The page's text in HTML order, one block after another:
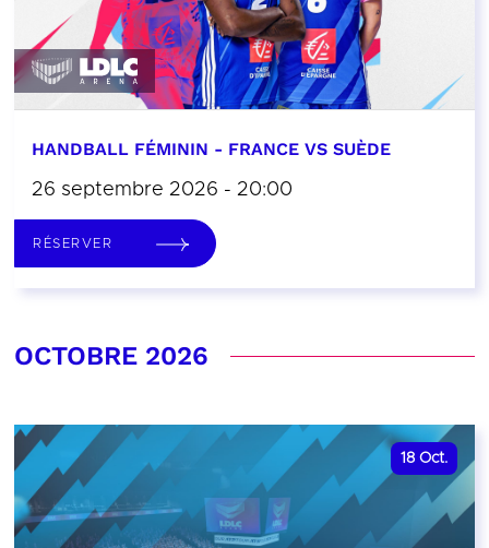
HANDBALL FÉMININ - FRANCE VS SUÈDE
26 septembre 2026 - 20:00
RÉSERVER
OCTOBRE 2026
18 Oct.